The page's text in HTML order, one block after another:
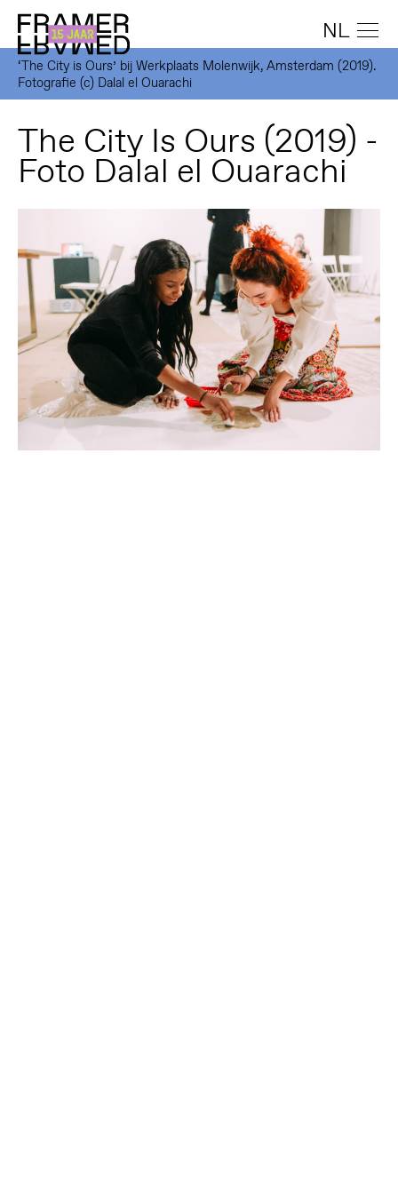
NL
‘The City is Ours’ bij Werkplaats Molenwijk, Amsterdam (2019).
Fotografie (c) Dalal el Ouarachi
The City Is Ours (2019) -
Foto Dalal el Ouarachi